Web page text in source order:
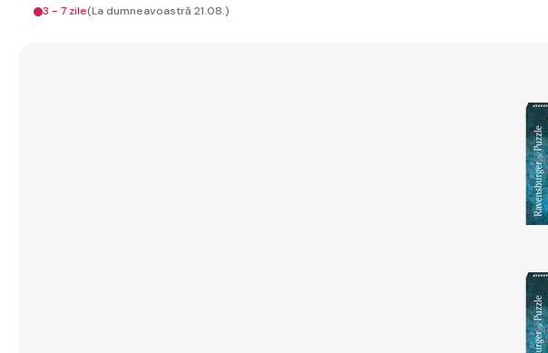
3 - 7 zile(La dumneavoastră 21.08.)